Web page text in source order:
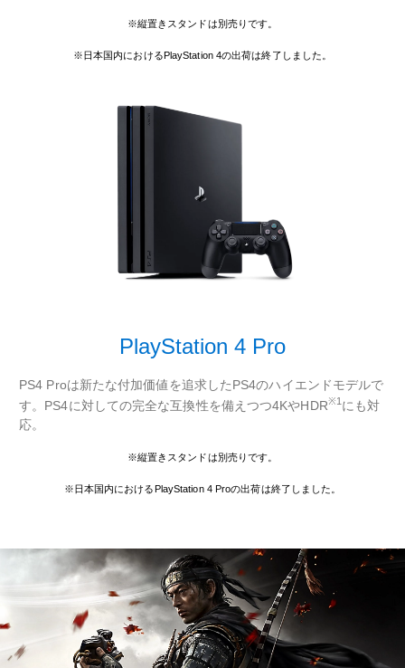
※縦置きスタンドは別売りです。
※日本国内におけるPlayStation 4の出荷は終了しました。
PlayStation 4 Pro
PS4 Proは新たな付加価値を追求したPS4のハイエンドモデルで
す。PS4に対しての完全な互換性を備えつつ4KやHDR※1 にも対
応。
※縦置きスタンドは別売りです。
※日本国内におけるPlayStation 4 Proの出荷は終了しました。